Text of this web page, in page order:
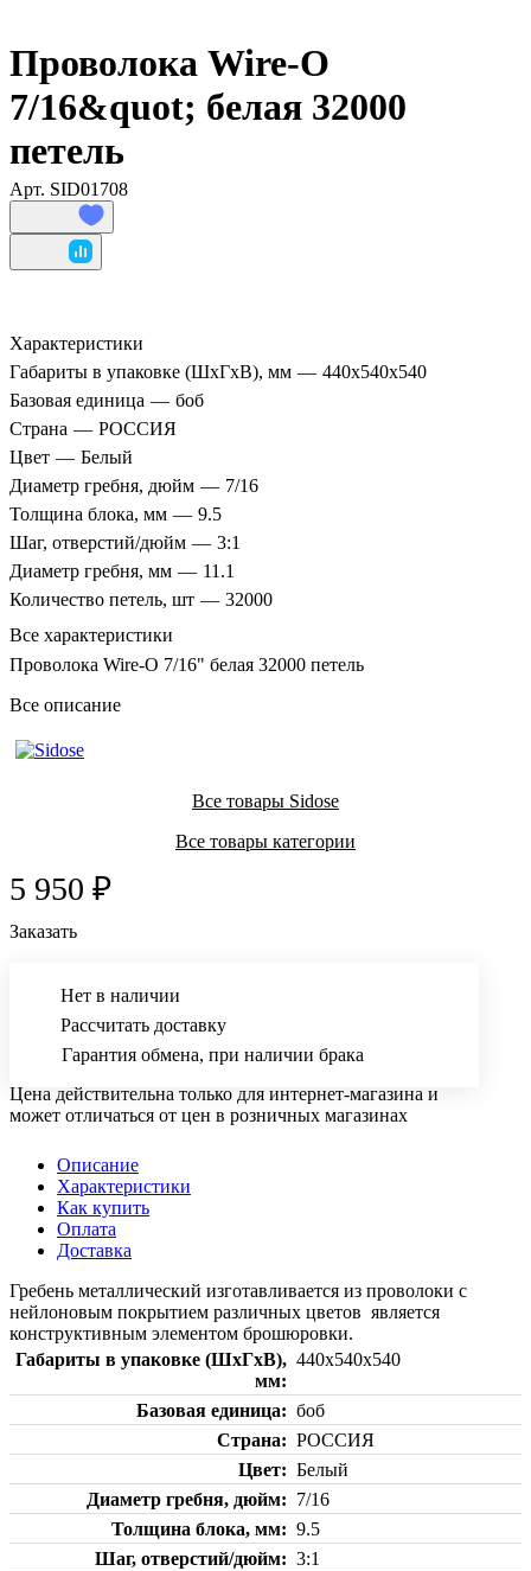
Проволока Wire-O
7/16&quot; белая 32000
петель
Арт. SID01708
Характеристики
Габариты в упаковке (ШхГхВ), мм — 440х540х540
Базовая единица — боб
Страна — РОССИЯ
Цвет — Белый
Диаметр гребня, дюйм — 7/16
Толщина блока, мм — 9.5
Шаг, отверстий/дюйм — 3:1
Диаметр гребня, мм — 11.1
Количество петель, шт — 32000
Все характеристики
Проволока Wire-O 7/16" белая 32000 петель
Все описание
Все товары Sidose
Все товары категории
5 950 ₽
Заказать
Нет в наличии
Рассчитать доставку
Гарантия обмена, при наличии брака
Цена действительна только для интернет-магазина и
может отличаться от цен в розничных магазинах
Описание
Характеристики
Как купить
Оплата
Доставка
Гребень металлический изготавливается из проволоки с
нейлоновым покрытием различных цветов является
конструктивным элементом брошюровки.
Габариты в упаковке (ШхГхВ),
мм
440х540х540
Базовая единица
боб
Страна
РОССИЯ
Цвет
Белый
Диаметр гребня, дюйм
7/16
Толщина блока, мм
9.5
Шаг, отверстий/дюйм
3:1